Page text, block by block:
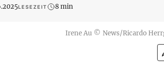
LESEZEIT 8 min
Irene Au © News/Ricardo